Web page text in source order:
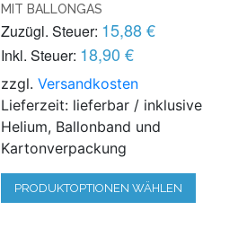
MIT BALLONGAS
Zuzügl. Steuer: 15,88 €
Inkl. Steuer: 18,90 €
zzgl.Versandkosten
Lieferzeit: lieferbar / inklusive
Helium, Ballonband und
Kartonverpackung
PRODUKTOPTIONEN WÄHLEN